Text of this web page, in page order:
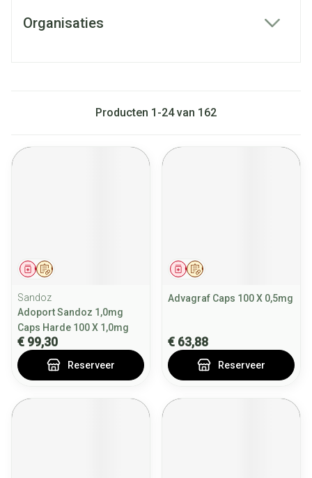
Organisaties
Producten 1 -24van 162
Op voorschrift
Geneesmiddel
Sandoz
Adoport Sandoz 1,0mg
Caps Harde 100 X 1,0mg
€ 99,30
Reserveer
Op voorschrift
Geneesmiddel
Advagraf Caps 100 X 0,5mg
€ 63,88
Reserveer